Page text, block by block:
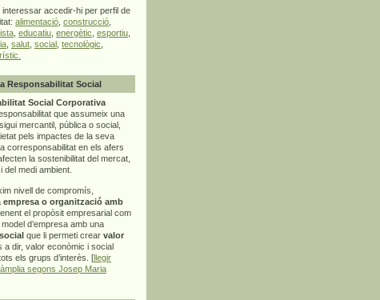
interessar accedir-hi per perfil de
alimentació construcció
educatiu energètic esportiu
salut social tecnològic
Responsabilitat Social
Social Corporativa
que assumeix una
mercantil, pública o social,
pels impactes de la seva
corresponsabilitat en els afers
la sostenibilitat del mercat,
del medi ambient.
nivell de compromís,
empresa o organització amb
el propòsit empresarial com
model d’empresa amb una
que li permeti crear valor
a dir, valor econòmic i social
els grups d’interès. [llegir
segons Josep Maria